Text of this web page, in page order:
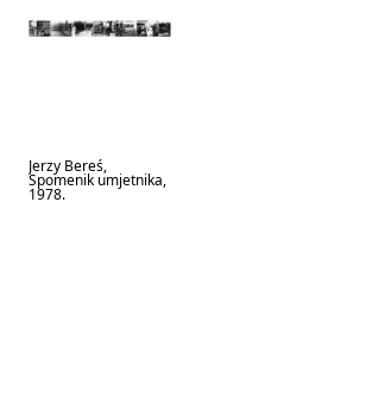
Jerzy Bereś,
Spomenik umjetnika,
1978.